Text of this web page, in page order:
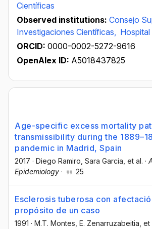
Científicas
Observed institutions: Consejo
Investigaciones Científicas, Hospital
ORCID: 0000-0002-5272-9616
OpenAlex ID: A5018437825
Age-specific excess mortality
transmissibility during the
pandemic in Madrid, Spain
2017 · Diego Ramiro , Sara Garcia , et al. ·
Epidemiology · 25
Esclerosis tuberosa con
propósito de un caso
1991 · M.T. Montes , E. Zenarruzabeitia ,